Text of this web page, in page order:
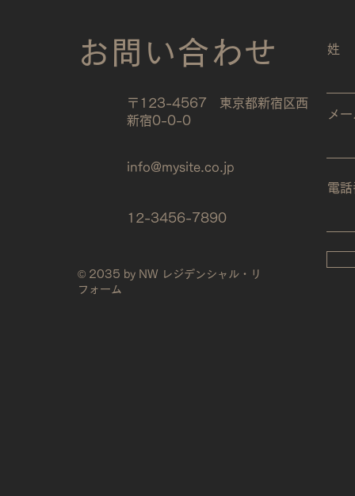
お問い合わせ
〒123-4567 東京都新宿区西
新宿0-0-0
info@mysite.co.jp
12-3456-7890
© 2035 by NW レジデンシャル・リ
フォーム
姓
メ
電